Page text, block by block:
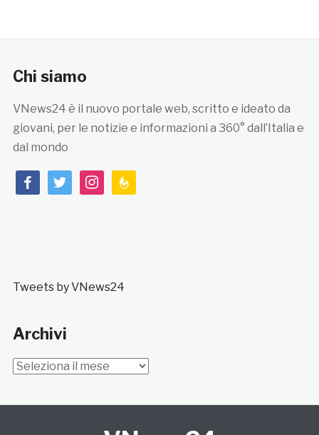
Chi siamo
VNews24 è il nuovo portale web, scritto e ideato da
giovani, per le notizie e informazioni a 360° dall’Italia e
dal mondo
facebooktwitterinstagramfeedburner
Tweets by VNews24
Archivi
Archivi